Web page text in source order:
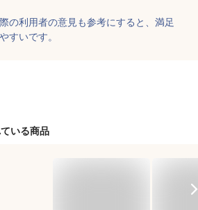
の利用者の意見も参考にすると、満足
すいです。
いる商品